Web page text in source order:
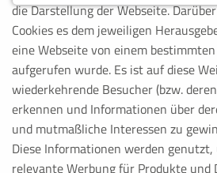
die Darstellung der Webseite.
Cookies es dem jeweiligen
eine Webseite von einem
aufgerufen wurde. Es ist auf diese
wiederkehrende Besucher (bzw.
erkennen und Informationen über
und mutmaßliche Interessen zu
Diese Informationen werden
relevante Werbung für Produkte und
Diese Cookies ermöglichen
Funktion der Website
PHPSESSID
PHPSESSID